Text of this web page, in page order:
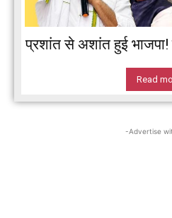
प्रशांत से अशांत हुई
Read
-Advertise